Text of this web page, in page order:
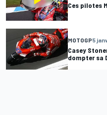
Ces pilotes
MOTOGP5
Casey
dompter sa